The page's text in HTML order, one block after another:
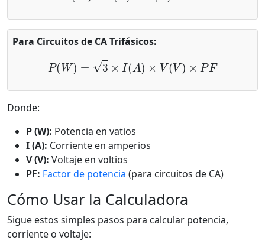
Para Circuitos de CA Trifásicos:
)= I(A )× V)×PF
Donde:
P (W): Potencia en vatios
I (A): Corriente en amperios
V (V): Voltaje en voltios
PF: Factor de potencia (para circuitos de CA)
Cómo Usar la Calculadora
Sigue estos simples pasos para calcular potencia,
corriente o voltaje: